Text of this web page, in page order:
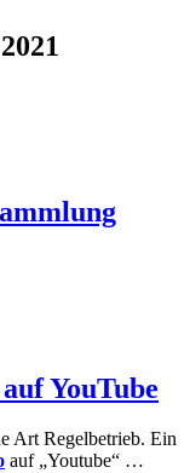
YouTube
Art Regelbetrieb. Ein
auf „Youtube“ …